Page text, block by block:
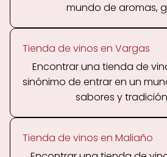
mundo de aromas,
Tienda de vinos en Vargas
Encontrar una tienda de
sinónimo de entrar en un
sabores y
Tienda de vinos en Maliaño